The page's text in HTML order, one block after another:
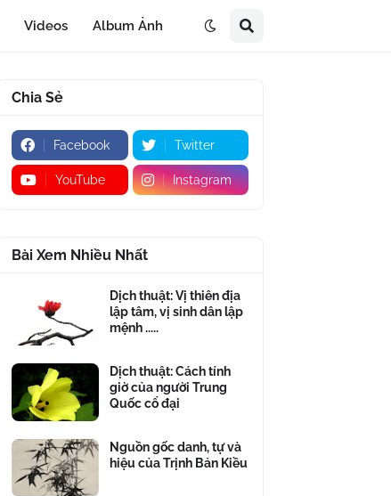
Videos Album Ảnh
Chia Sẻ
Facebook Twitter
YouTube Instagram
Bài Xem Nhiều Nhất
Dịch thuật: Vị thiên địa
lập tâm, vị sinh dân lập
mệnh .....
Dịch thuật: Cách tính
giờ của người Trung
Quốc cổ đại
Nguồn gốc danh, tự và
hiệu của Trịnh Bản Kiều